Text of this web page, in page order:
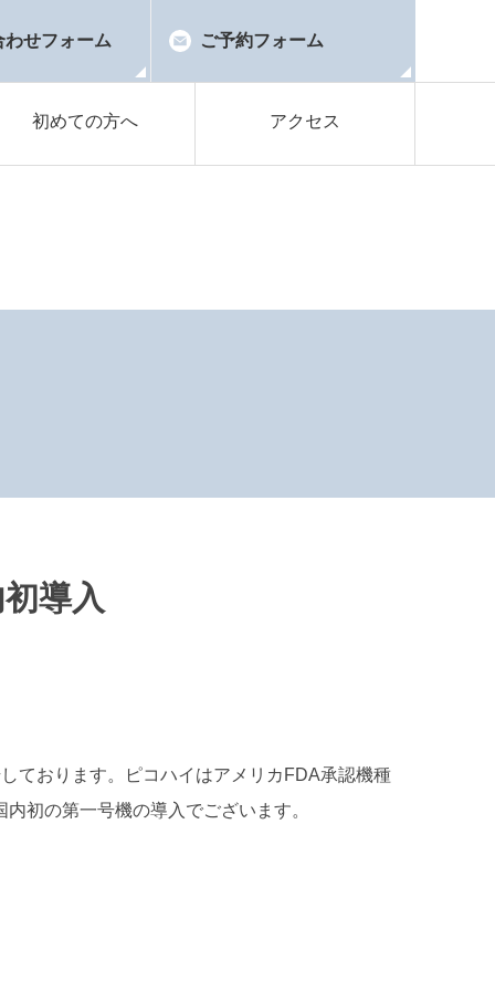
わせフォーム ご予約フォーム
初めての方へ アクセス
導入
ております。ピコハイはアメリカFDA承認機種
初の第一号機の導入でございます。